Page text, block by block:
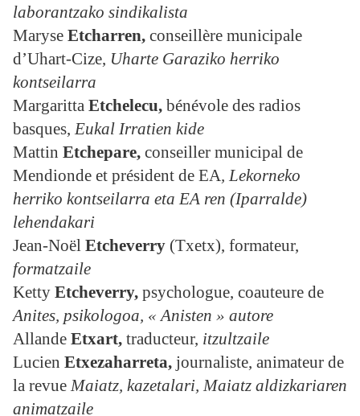
laborantzako sindikalista
Maryse Etcharren, conseillère municipale
d’Uhart-Cize, Uharte Garaziko herriko
kontseilarra
Margaritta Etchelecu, bénévole des radios
basques, Eukal Irratien kide
Mattin Etchepare, conseiller municipal de
Mendionde et président de EA, Lekorneko
herriko kontseilarra eta EA ren (Iparralde)
lehendakari
Jean-Noël Etcheverry (Txetx), formateur,
formatzaile
Ketty Etcheverry, psychologue, coauteure de
Anites, psikologoa, « Anisten » autore
Allande Etxart, traducteur, itzultzaile
Lucien Etxezaharreta, journaliste, animateur de
la revue Maiatz, kazetalari, Maiatz aldizkariaren
animatzaile